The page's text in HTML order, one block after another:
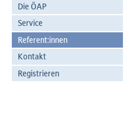
Die ÖAP
Service
Referent:innen
Kontakt
Registrieren